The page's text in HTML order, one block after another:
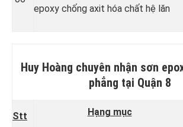
epoxy chống axit hóa chất hệ lăn
Huy Hoàng chuyên nhận sơn
phẳng tại Quận 8
Stt Hạng mục